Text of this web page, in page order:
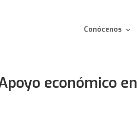
Conócenos
económico en